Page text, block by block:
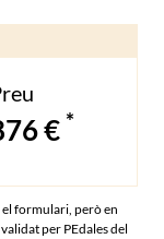
€ *
el formulari, però en
per PEdales del